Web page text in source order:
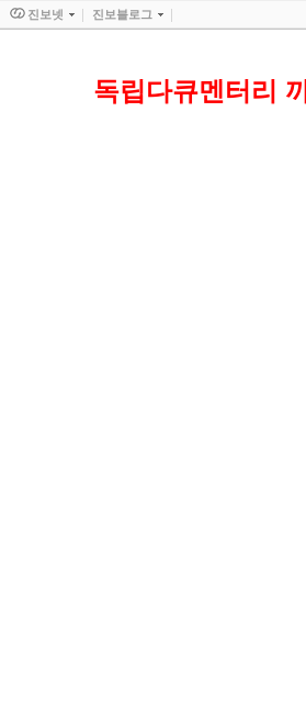
독립다큐멘터리
진보넷 진보블로그